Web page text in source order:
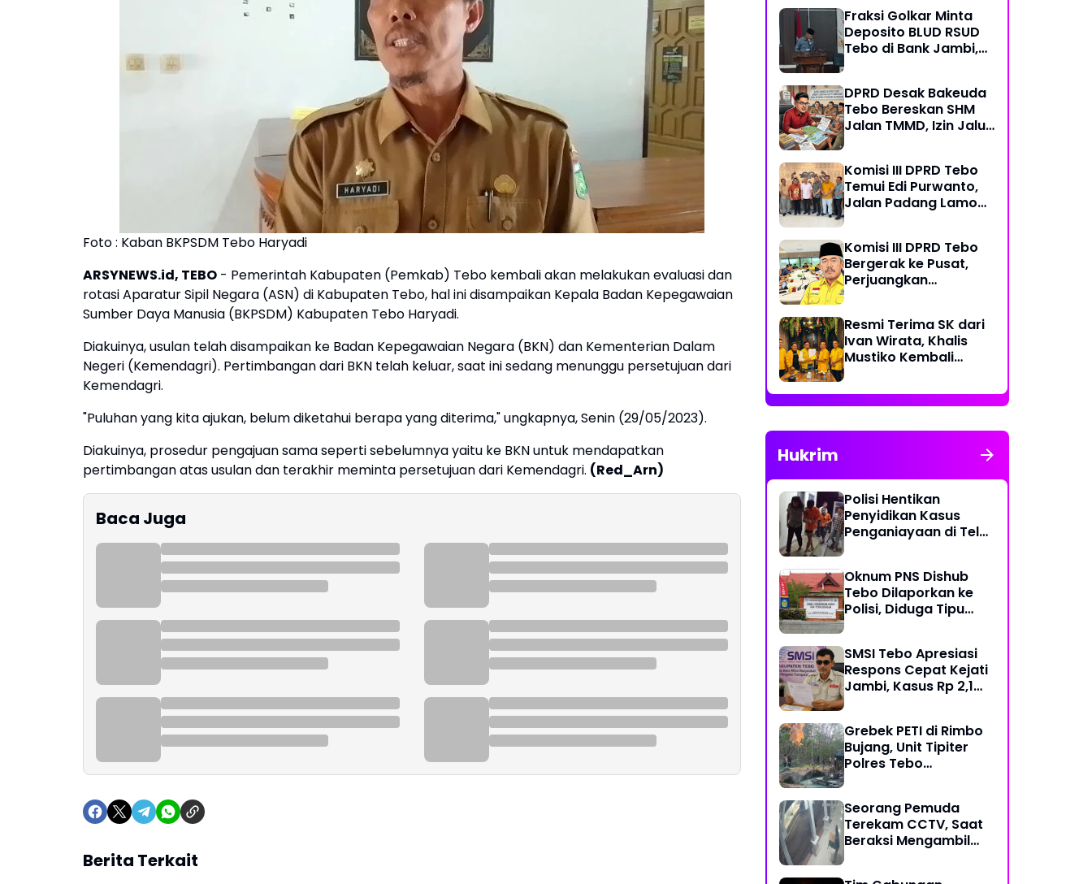
Foto : Kaban BKPSDM Tebo Haryadi
ARSYNEWS.id, TEBO - Pemerintah Kabupaten (Pemkab) Tebo kembali akan melakukan evaluasi dan
rotasi Aparatur Sipil Negara (ASN) di Kabupaten Tebo, hal ini disampaikan Kepala Badan Kepegawaian
Sumber Daya Manusia (BKPSDM) Kabupaten Tebo Haryadi.
Diakuinya, usulan telah disampaikan ke Badan Kepegawaian Negara (BKN) dan Kementerian Dalam
Negeri (Kemendagri). Pertimbangan dari BKN telah keluar, saat ini sedang menunggu persetujuan dari
Kemendagri.
"Puluhan yang kita ajukan, belum diketahui berapa yang diterima," ungkapnya, Senin (29/05/2023).
Diakuinya, prosedur pengajuan sama seperti sebelumnya yaitu ke BKN untuk mendapatkan
pertimbangan atas usulan dan terakhir meminta persetujuan dari Kemendagri. (Red_Arn)
Baca Juga
Berita Terkait
Jambi
Fraksi Golkar Minta
Deposito BLUD RSUD
Tebo di Bank Jambi,
Perintis
DPRD Desak Bakeuda
Tebo Bereskan SHM
Jalan TMMD, Izin Jalur
Komisi III DPRD Tebo
Temui Edi Purwanto,
Jalan Padang Lamo
Komisi III DPRD Tebo
Bergerak ke Pusat,
Perjuangkan
Resmi Terima SK dari
Ivan Wirata, Khalis
Mustiko Kembali
Liga Marisa Jadi
Sekretaris
Hukrim
Polisi Hentikan
Penyidikan Kasus
Penganiayaan di Teluk
Restoratif
Oknum PNS Dishub
Tebo Dilaporkan ke
Polisi, Diduga Tipu
Kerja
SMSI Tebo Apresiasi
Respons Cepat Kejati
Jambi, Kasus Rp 2,1
Grebek PETI di Rimbo
Bujang, Unit Tipiter
Polres Tebo
Cara Dibakar
Seorang Pemuda
Terekam CCTV, Saat
Beraksi Mengambil